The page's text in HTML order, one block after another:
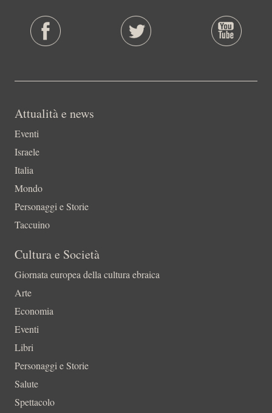
Attualità e news
Eventi
Israele
Italia
Mondo
Personaggi e Storie
Taccuino
Cultura e Società
Giornata europea della cultura ebraica
Arte
Economia
Eventi
Libri
Personaggi e Storie
Salute
Spettacolo